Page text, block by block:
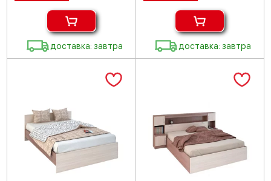
доставка: завтра доставка: завтра